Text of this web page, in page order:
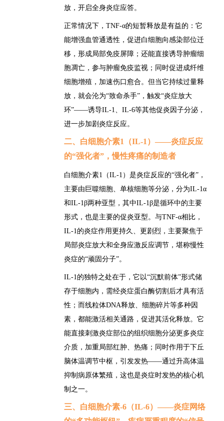
放，开启全身炎症应答。
正常情况下，TNF-α的短暂释放是有益的 ：它
能增强血管通透性，促进白细胞向感染部位迁
移，形成局部免疫屏障；还能直接诱导肿瘤细
胞凋亡，参与肿瘤免疫监视； 同时促进成纤维
细胞增殖，加速伤口愈合。但当它持续过量释
放，就会沦为“致命杀手”，触发“炎症放大
环”——诱导IL-1、IL-6等其他促炎因子分泌，
进一步加剧炎症反应。
二、白细胞介素1（IL-1） ——炎症反应
的“强化者”，慢性疼痛的制造者
白细胞介素1（IL-1）是炎症反应的“强化者”，
主要由巨噬细胞、单核细胞等分泌，分为IL-1α
和IL-1β两种亚型，其中IL-1β是循环中的主要
形式，也是主要的促炎亚型。与TNF-α相比，
IL-1的炎症作用更持久、更剧烈，主要聚焦于
局部炎症放大和全身应激反应调节，堪称慢性
炎症的“顽固分子”。
IL-1 的独特之处在于，它以“沉默前体”形式储
存于细胞内，需经炎症蛋白酶切割后才具有活
性 ； 而线粒体DNA释放、细胞碎片等多种因
素，都能激活相关通路，促进其活化释放。它
能直接刺激炎症部位的组织细胞分泌更多炎症
介质，加重局部红肿、热痛；同时作用于下丘
脑体温调节中枢，引发发热——通过升高体温
抑制病原体繁殖，这也是炎症时发热的核心机
制之一。
三、白细胞介素-6（IL-6） ——炎症网络